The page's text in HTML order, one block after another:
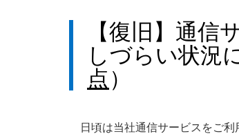
【復旧】通信
しづらい状況
点 ）
日頃は当社通信サービスをご利